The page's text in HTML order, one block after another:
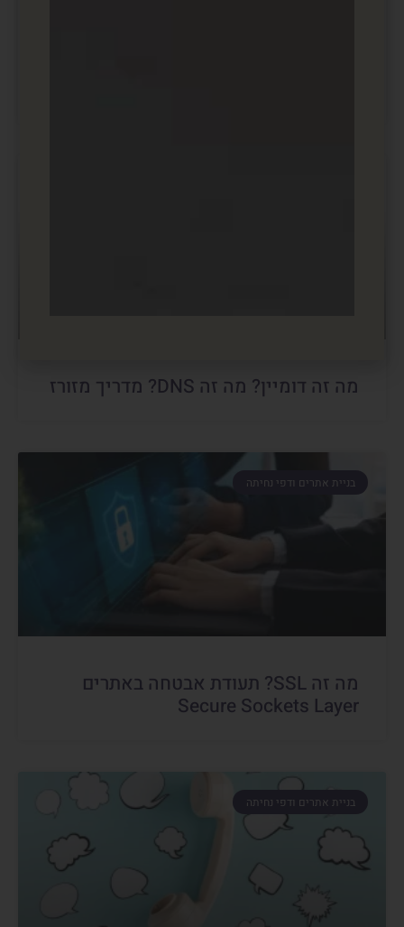
מה זה דומיין? מה זה DNS? מדריך מזורז
בניית אתרים ודפי נחיתה
מה זה SSL? תעודת אבטחה באתרים
Secure Sockets Layer
בניית אתרים ודפי נחיתה